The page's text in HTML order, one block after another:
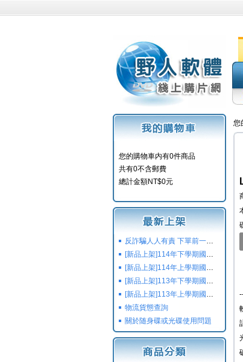
您的購物車内有0件商品
共有0不含郵費
總計金額NT$0元
反詐騙人人有責 下單前一定要注意
[新品上架]114年下學期國小國中高中命題光碟,校用卷,習作
[新品上架]114年上學期國小國中高中命題光碟,校用卷,習作
[新品上架]113年下學期國小國中高中命題光碟,校用卷,習作
[新品上架]113年上學期國小國中高中命題光碟,校用卷,習作
物流貨態查詢
關於随身碟或光碟使用問題
您